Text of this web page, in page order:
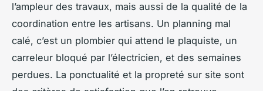
l’ampleur des travaux, mais aussi de la qualité de la
coordination entre les artisans. Un planning mal
calé, c’est un plombier qui attend le plaquiste, un
carreleur bloqué par l’électricien, et des semaines
perdues. La ponctualité et la propreté sur site sont